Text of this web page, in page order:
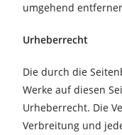
umgehend
Urheberrecht
Die durch die
Werke auf diesen
Urheberrecht. Die
Verbreitung und